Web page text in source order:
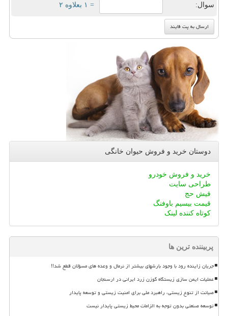
سوال: = ۱ بعلاوه ۲
دوستان خرید و فروش حیوان خانگی
خرید و فروش خودرو
طراحی سایت
فیش حج
قیمت بیسیم باوفنگ
کوتاه کننده لینک
پربیننده ترین ها
جریان زاینده رود با وجود بارشهای بیشتر از نرمال و وعده های مسؤلان قطع شد!!
عملیات ایمن سازی زیستگاه گوزن زرد ایرانی در ارسنجان
صیانت از تنوع زیستی، راهبرد ملی برای امنیت زیستی و توسعه پایدار
توسعه صنعتی بدون توجه به الزامات محیط زیستی پایدار نیست